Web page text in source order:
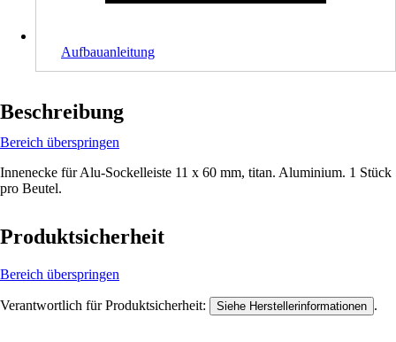
Aufbauanleitung
Beschreibung
Bereich überspringen
Innenecke für Alu-Sockelleiste 11 x 60 mm, titan. Aluminium. 1 Stück
pro Beutel.
Produktsicherheit
Bereich überspringen
Verantwortlich für Produktsicherheit: Siehe Herstellerinformationen .